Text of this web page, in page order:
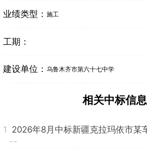
业绩类型： 施工
工期：
建设单位： 乌鲁木齐市第六十七中学
相关中标信息
1 2026年8月中标新疆克拉玛依市某
--